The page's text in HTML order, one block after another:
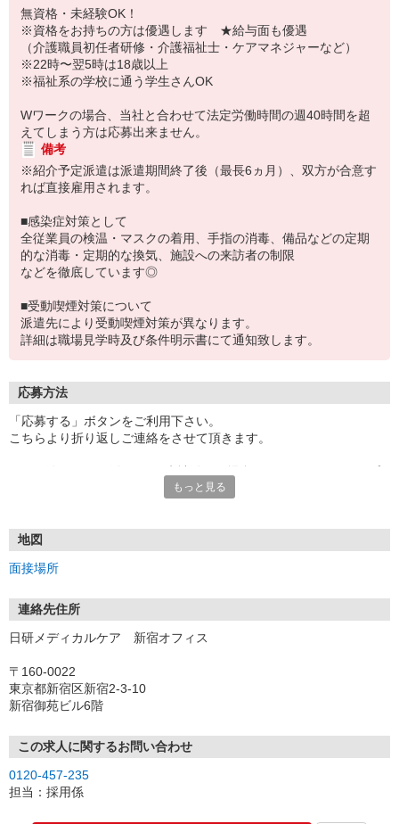
無資格・未経験OK！
※資格をお持ちの方は優遇します ★給与面も優遇
（介護職員初任者研修・介護福祉士・ケアマネジャーなど）
※22時〜翌5時は18歳以上
※福祉系の学校に通う学生さんOK
Wワークの場合、当社と合わせて法定労働時間の週40時間を超
えてしまう方は応募出来ません。
備考
※紹介予定派遣は派遣期間終了後（最長6ヵ月）、双方が合意す
れば直接雇用されます。
■感染症対策として
全従業員の検温・マスクの着用、手指の消毒、備品などの定期
的な消毒・定期的な換気、施設への来訪者の制限
などを徹底しています◎
■受動喫煙対策について
派遣先により受動喫煙対策が異なります。
詳細は職場見学時及び条件明示書にて通知致します。
応募方法
「応募する」ボタンをご利用下さい。
こちらより折り返しご連絡をさせて頂きます。
もっと見る
地図
面接場所
連絡先住所
日研メディカルケア 新宿オフィス
〒160-0022
東京都新宿区新宿2-3-10
新宿御苑ビル6階
この求人に関するお問い合わせ
0120-457-235
担当：採用係